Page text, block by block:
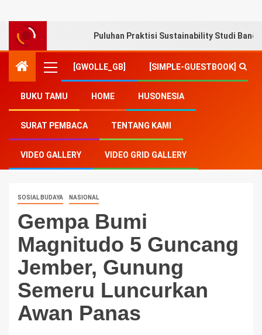
Puluhan Praktisi Sustainability Studi
[GWOLLE_GB] [SIMPLE-GUESTBOOK]
BUKU TAMU HOME HUSONESIA
SURAT PEMBACA TENTANG KAMI
VIDEO GALLERY VIDEO GRID GALLERY
Home-Sosial Budaya-Gempa Bumi Magnitudo 5
Guncang Jember, Gunung Semeru Luncurkan Awan
Panas
SOSIAL BUDAYA NASIONAL
Gempa Bumi
Magnitudo 5 Guncang
Jember, Gunung
Semeru Luncurkan
Awan Panas